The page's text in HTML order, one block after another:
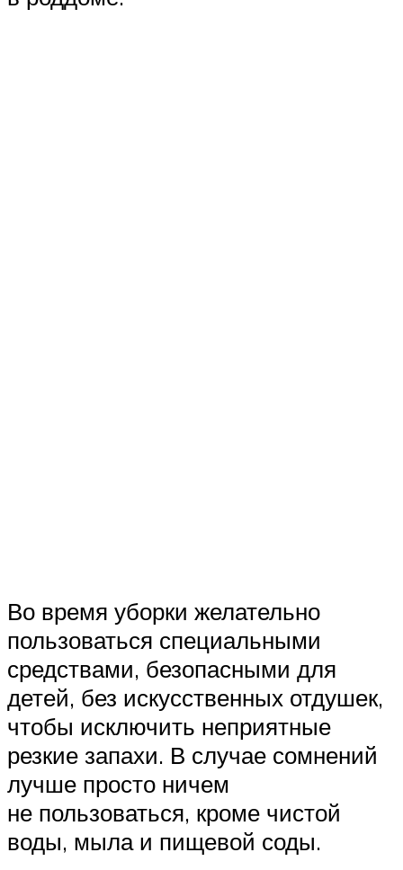
Во время уборки желательно
пользоваться специальными
средствами, безопасными для
детей, без искусственных отдушек,
чтобы исключить неприятные
резкие запахи. В случае сомнений
лучше просто ничем
не пользоваться, кроме чистой
воды, мыла и пищевой соды.